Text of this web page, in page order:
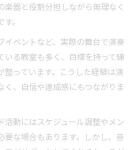
楽器と役割分担しながら無理なく
。
イベントなど、実際の舞台で演奏
いる教室も多く、目標を持って練
整っています。こうした経験は演
く、自信や達成感にもつながりま
活動にはスケジュール調整やメン
要な場合もあります。しかし、音